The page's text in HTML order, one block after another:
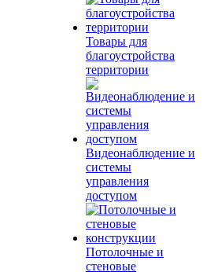
Товары для
благоустройства
территории
Видеонаблюдение и
системы
управления
доступом
Потолочные и
стеновые